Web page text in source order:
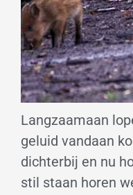
Langzaamaan
geluid vandaan
dichterbij en nu
stil staan horen